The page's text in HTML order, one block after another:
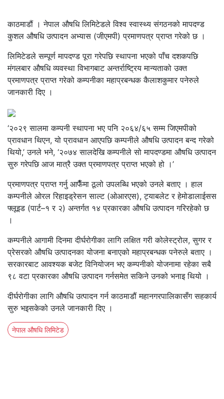
काठमाडौं । नेपाल औषधि लिमिटेडले विश्व स्वास्थ्य संगठनको मापदण्ड
कुशल औषधि उत्पादन अभ्यास (जीएमपी) प्रमाणपत्र प्राप्त गरेको छ ।
लिमिटेडले सम्पूर्ण मापदण्ड पूरा गरेपछि स्थापना भएको पाँच दशकपछि
मंगलबार औषधि व्यवस्था विभागबाट अन्तर्राष्ट्रिय मान्यताको उक्त
प्रमाणपत्र प्राप्त गरेको कम्पनीका महाप्रबन्धक कैलाशकुमार पनेरुले
जानकारी दिए ।
‘२०२९ सालमा कम्पनी स्थापना भए पनि २०६४/६५ सम्म जिएमपीको
प्रावधान थिएन, यो प्रावधान आएपछि कम्पनीले औषधि उत्पादन बन्द गरेको
थियो,’ उनले भने, ‘२०७४ सालदेखि कम्पनीले सो मापदण्डमा औषधि उत्पादन
सुरु गरेपछि आज मात्रै उक्त प्रमाणपत्र प्राप्त भएको हो ।’
प्रमाणपत्र प्राप्त गर्नु आफैँमा ठूलो उपलब्धि भएको उनले बताए । हाल
कम्पनीले ओरल रिहाइड्रेसन साल्ट (ओआरएस), ट्याबलेट र हेमोडालाईसस
फ्लूइड (पार्ट–१ र २) अन्तर्गत १४ प्रकारका औषधि उत्पादन गरिरहेको छ
।
कम्पनीले आगामी दिनमा दीर्घरोगीका लागि लक्षित गरी कोलेस्ट्रोल, सुगर र
प्रेसरको औषधि उत्पादनका योजना बनाएको महाप्रबन्धक पनेरुले बताए ।
सरकारबाट आवश्यक बजेट विनियोजन भए कम्पनीको योजनामा रहेका सबै
९८ वटा प्रकारका औषधि उत्पादन गर्नसमेत सकिने उनको भनाइ थियो ।
दीर्घरोगीका लागि औषधि उत्पादन गर्न काठमाडौं महानगरपालिकासँग सहकार्य
सुरु भइसकेको उनले जानकारी दिए ।
नेपाल औषधि लिमिटेड